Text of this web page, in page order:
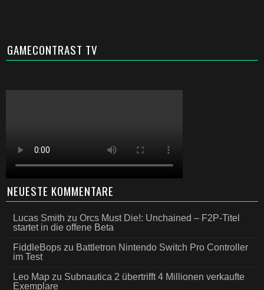
GAMECONTRAST TV
NEUESTE KOMMENTARE
Lucas Smith zu Orcs Must Die!: Unchained – F2P-Titel
startet in die offene Beta
FiddleBops zu Battletron Nintendo Switch Pro Controller
im Test
Leo Map zu Subnautica 2 übertrifft 4 Millionen verkaufte
Exemplare